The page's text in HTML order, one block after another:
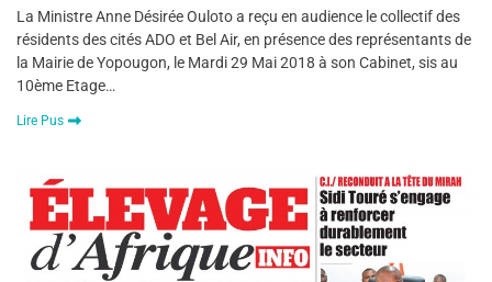
La Ministre Anne Désirée Ouloto a reçu en audience le collectif des
résidents des cités ADO et Bel Air, en présence des représentants de
la Mairie de Yopougon, le Mardi 29 Mai 2018 à son Cabinet, sis au
10ème Etage…
Lire Pus